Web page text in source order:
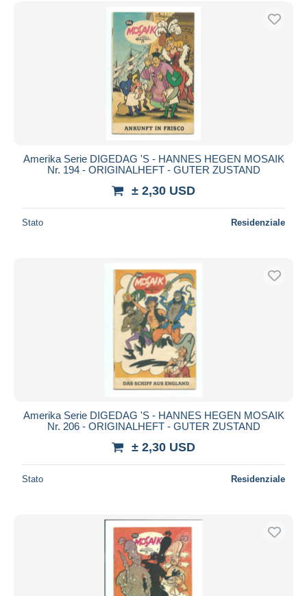
Spedizione gratuita
Metodi di pagamento
Bonifico bancario
Mastercard
Bancontact
Maestro
Residenza del venditore
Aggiorna
Amerika Serie DIGEDAG 'S - HANNES HEGEN MOSAIK
Nr. 194 - ORIGINALHEFT - GUTER ZUSTAND
± 2,30 USD
Stato Residenziale
Amerika Serie DIGEDAG 'S - HANNES HEGEN MOSAIK
Nr. 206 - ORIGINALHEFT - GUTER ZUSTAND
± 2,30 USD
Stato Residenziale